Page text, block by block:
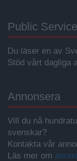
Public
Du läser en av
Stöd vårt dagliga
Annonsera
Vill du nå
svenskar?
Kontakta vår
Läs mer om